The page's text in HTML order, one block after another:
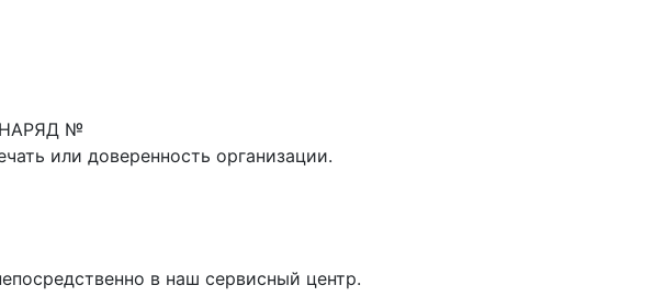
НАРЯД №
или доверенность организации.
в наш сервисный центр.